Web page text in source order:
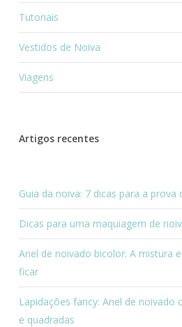
Tutoriais
Vestidos de Noiva
Viagens
Artigos recentes
Guia da noiva: 7 dicas para a
Dicas para uma maquiagem de
Anel de noivado bicolor: A mistura
ficar
Lapidações fancy: Anel de noivado
e quadradas